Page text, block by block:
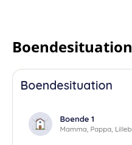
Boendesituation